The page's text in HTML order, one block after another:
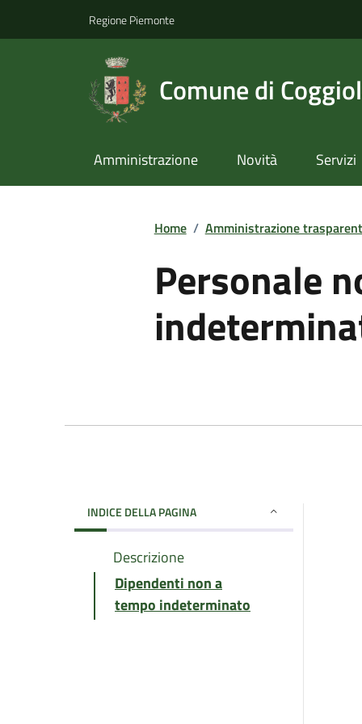
Regione Piemonte
Comune di
Amministrazione Novità Servizi
Home / Amministrazione
Personale
INDICE DELLA PAGINA
Descrizione
Dipendenti non a
tempo indeterminato